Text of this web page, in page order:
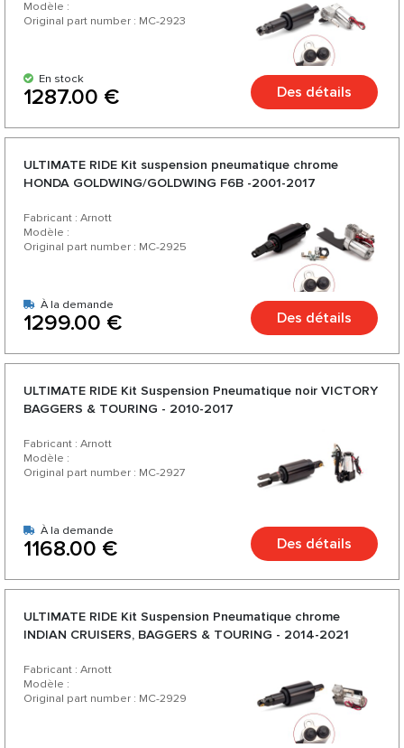
Modèle :
Original part number : MC-2923
En stock
1287.00 € Des détails
ULTIMATE RIDE Kit suspension pneumatique chrome
HONDA GOLDWING/GOLDWING F6B -2001-2017
Fabricant : Arnott
Modèle :
Original part number : MC-2925
À la demande
1299.00 € Des détails
ULTIMATE RIDE Kit Suspension Pneumatique noir VICTORY
BAGGERS & TOURING - 2010-2017
Fabricant : Arnott
Modèle :
Original part number : MC-2927
À la demande
1168.00 € Des détails
ULTIMATE RIDE Kit Suspension Pneumatique chrome
INDIAN CRUISERS, BAGGERS & TOURING - 2014-2021
Fabricant : Arnott
Modèle :
Original part number : MC-2929